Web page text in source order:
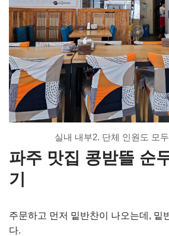
실내 내부2. 단체 인원도 모
파주 맛집 콩받뜰 순
기
주문하고 먼저 밑반찬이 나오는데, 밑
다.